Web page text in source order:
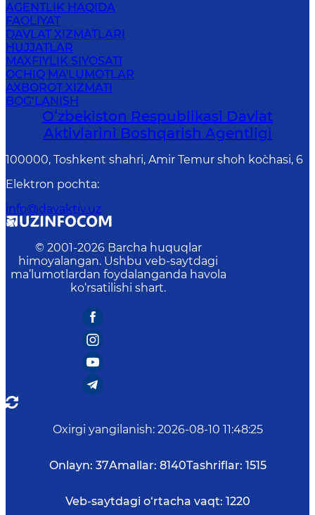
AGENTLIK HAQIDA
FAOLIYAT
DAVLAT XIZMATLARI
HUJJATLAR
MAXFIYLIK SIYOSATI
OCHIQ MA'LUMOTLAR
AXBOROT XIZMATI
BOG‘LANISH
Oʻzbekiston Respublikasi Davlat
Aktivlarini Boshqarish Agentligi
100000, Toshkent shahri, Amir Temur shoh ko`chasi, 6
Elektron pochta:
info@davaktiv.uz
© 2001-2026 Barcha huquqlar
himoyalangan. Ushbu veb-saytdagi
ma’lumotlardan foydalanganda havola
ko‘rsatilishi shart.
Oxirgi yangilanish: 2026-08-10 11:48:25
Onlayn: 37Amallar: 8140Tashriflar: 1515
Veb-saytdagi o‘rtacha vaqt: 1220